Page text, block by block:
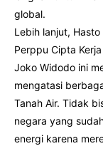
global.
Lebih lanjut,
Perppu Cipta
Joko Widodo ini
mengatasi
Tanah Air. Tidak
negara yang
energi karena